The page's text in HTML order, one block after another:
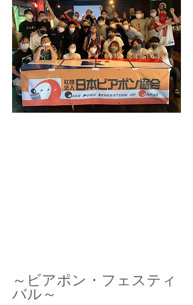
～ビアポン・フェスティ
バル～